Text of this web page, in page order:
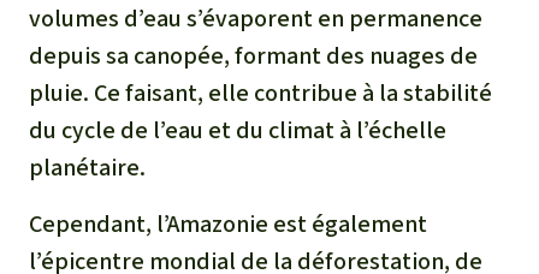
volumes d’eau s’évaporent en permanence
depuis sa canopée, formant des nuages de
pluie. Ce faisant, elle contribue à la stabilité
du cycle de l’eau et du climat à l’échelle
planétaire.
Cependant, l’Amazonie est également
l’épicentre mondial de la déforestation, de